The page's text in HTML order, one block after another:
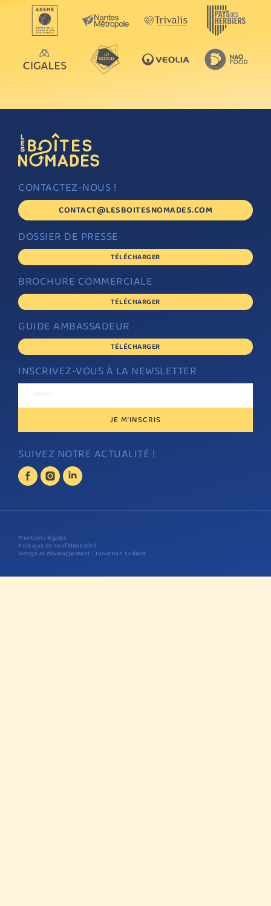
INSCRIVEZ-VOUS À LA NEWSLETTER
EMAIL *
SUIVEZ NOTRE ACTUALITÉ !
CONTACTEZ-NOUS !
CONTACT@LESBOITESNOMADES.COM
DOSSIER DE PRESSE
TÉLÉCHARGER
BROCHURE COMMERCIALE
TÉLÉCHARGER
GUIDE AMBASSADEUR
TÉLÉCHARGER
Mentions légales
Politique de confidentialité
Design et développement : Jonathan Collinet